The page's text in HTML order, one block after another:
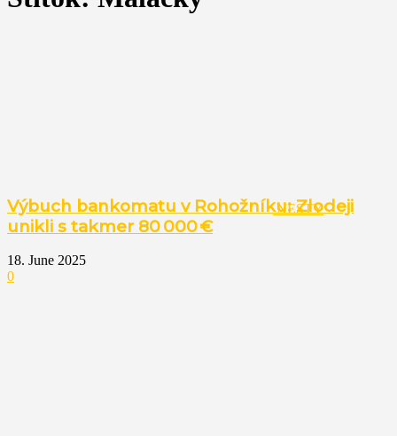
NESTY
Výbuch bankomatu v Rohožníku: Zlodeji
unikli s takmer 80 000 €
18. June 2025
0